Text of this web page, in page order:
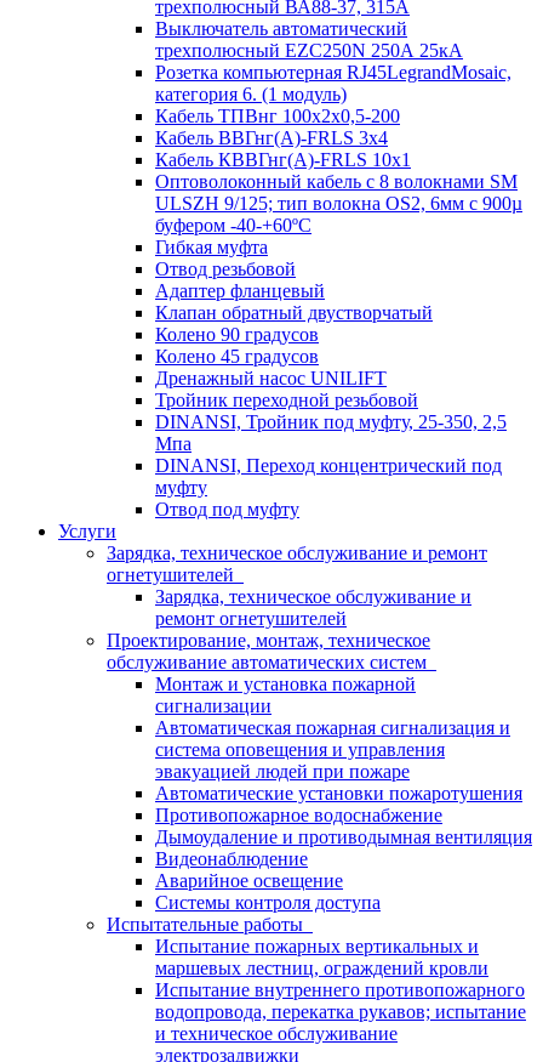
трехполюсный ВА88-37, 315А
Выключатель автоматический
трехполюсный EZC250N 250А 25кА
Розетка компьютерная RJ45LegrandMosaic,
категория 6. (1 модуль)
Кабель ТПВнг 100х2х0,5-200
Кабель ВВГнг(А)-FRLS 3х4
Кабель КВВГнг(А)-FRLS 10х1
Оптоволоконный кабель с 8 волокнами SM
ULSZH 9/125; тип волокна OS2, 6мм с 900µ
буфером -40-+60ºC
Гибкая муфта
Отвод резьбовой
Адаптер фланцевый
Клапан обратный двустворчатый
Колено 90 градусов
Колено 45 градусов
Дренажный насос UNILIFT
Тройник переходной резьбовой
DINANSI, Тройник под муфту, 25-350, 2,5
Мпа
DINANSI, Переход концентрический под
муфту
Отвод под муфту
Услуги
Зарядка, техническое обслуживание и ремонт
огнетушителей
Зарядка, техническое обслуживание и
ремонт огнетушителей
Проектирование, монтаж, техническое
обслуживание автоматических систем
Монтаж и установка пожарной
сигнализации
Автоматическая пожарная сигнализация и
система оповещения и управления
эвакуацией людей при пожаре
Автоматические установки пожаротушения
Противопожарное водоснабжение
Дымоудаление и противодымная вентиляция
Видеонаблюдение
Аварийное освещение
Системы контроля доступа
Испытательные работы
Испытание пожарных вертикальных и
маршевых лестниц, ограждений кровли
Испытание внутреннего противопожарного
водопровода, перекатка рукавов; испытание
и техническое обслуживание
электрозадвижки